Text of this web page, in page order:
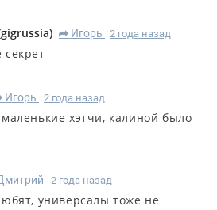
gigrussia) R Игорь 2 года назад
Игорь 2 года назад
хэтчи, калиной было
2 года назад
универсалы тоже не